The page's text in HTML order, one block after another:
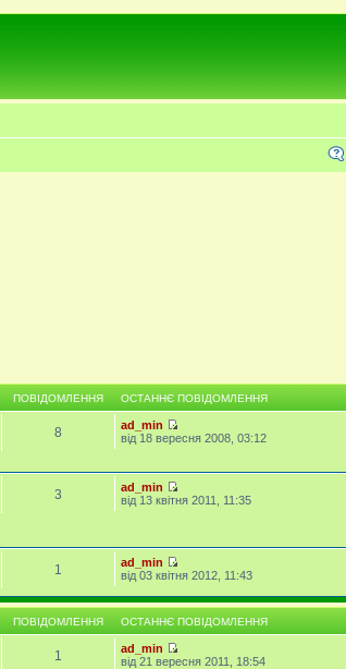
ПОВІДОМЛЕННЯ ОСТАННЄ ПОВІДОМЛЕННЯ
8
ad_min
від 18 вересня 2008, 03:12
3
ad_min
від 13 квітня 2011, 11:35
1
ad_min
від 03 квітня 2012, 11:43
ПОВІДОМЛЕННЯ ОСТАННЄ ПОВІДОМЛЕННЯ
1
ad_min
від 21 вересня 2011, 18:54